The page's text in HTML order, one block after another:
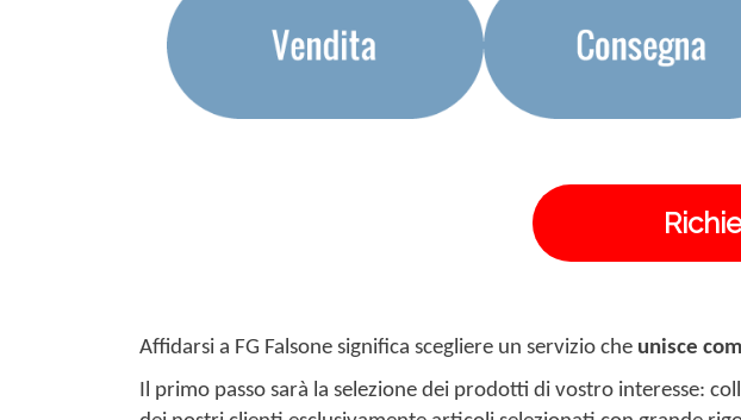
Affidarsi a FG Falsone significa scegliere un servizio che unisce
Il primo passo sarà la selezione dei prodotti di vostro interesse: